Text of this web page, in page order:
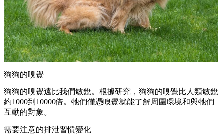
狗狗的嗅覺
狗狗的嗅覺遠比我們敏銳。根據研究，狗狗的嗅覺比人類敏銳
約1000到10000倍。牠們僅憑嗅覺就能了解周圍環境和與牠們
互動的對象。
需要注意的排泄習慣變化